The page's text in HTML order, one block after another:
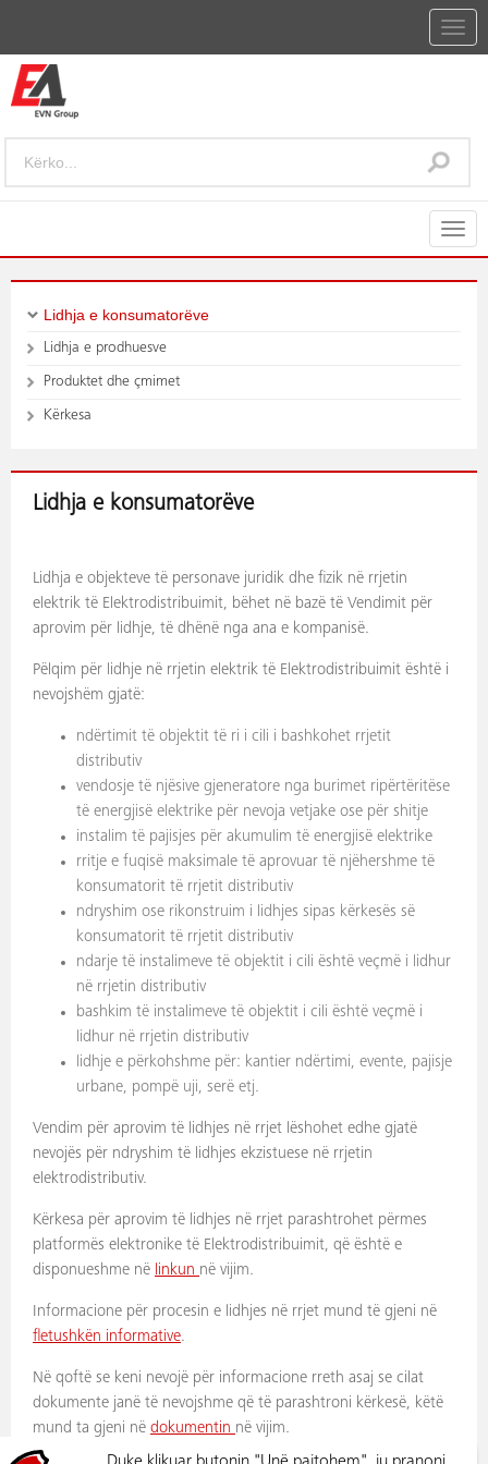
Lidhja e konsumatorëve
Lidhja e prodhuesve
Produktet dhe çmimet
Kërkesa
Lidhja e konsumatorëve
Lidhja e objekteve të personave juridik dhe fizik në rrjetin
elektrik të Elektrodistribuimit, bëhet në bazë të Vendimit për
aprovim për lidhje, të dhënë nga ana e kompanisë.
Pëlqim për lidhje në rrjetin elektrik të Elektrodistribuimit është i
nevojshëm gjatë:
ndërtimit të objektit të ri i cili i bashkohet rrjetit
distributiv
vendosje të njësive gjeneratore nga burimet ripërtëritëse
të energjisë elektrike për nevoja vetjake ose për shitje
instalim të pajisjes për akumulim të energjisë elektrike
rritje e fuqisë maksimale të aprovuar të njëhershme të
konsumatorit të rrjetit distributiv
ndryshim ose rikonstruim i lidhjes sipas kërkesës së
konsumatorit të rrjetit distributiv
ndarje të instalimeve të objektit i cili është veçmë i lidhur
në rrjetin distributiv
bashkim të instalimeve të objektit i cili është veçmë i
lidhur në rrjetin distributiv
lidhje e përkohshme për: kantier ndërtimi, evente, pajisje
urbane, pompë uji, serë etj.
Vendim për aprovim të lidhjes në rrjet lëshohet edhe gjatë
nevojës për ndryshim të lidhjes ekzistuese në rrjetin
elektrodistributiv.
Kërkesa për aprovim të lidhjes në rrjet parashtrohet përmes
platformës elektronike të Elektrodistribuimit, që është e
disponueshme në linkun në vijim.
Informacione për procesin e lidhjes në rrjet mund të gjeni në
fletushkën informative.
Në qoftë se keni nevojë për informacione rreth asaj se cilat
dokumente janë të nevojshme që të parashtroni kërkesë, këtë
mund ta gjeni në dokumentin në vijim.